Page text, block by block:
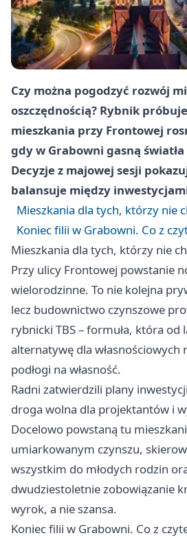
Czy można pogodzyć rozwój
oszczędnością? Rybnik
mieszkania przy Frontowej
gdy w Grabowni gasną
Decyzje z majowej sesji
balansuje między
Mieszkania dla tych, którzy nie
Koniec filii w Grabowni. Co z
Mieszkania dla tych, którzy nie
Przy ulicy Frontowej powstanie
wielorodzinne. To nie kolejna
lecz budownictwo czynszowe
rybnicki TBS – formuła, która od
alternatywę dla własnościowych
podłogi na własność.
Radni zatwierdzili plany
droga wolna dla projektantów i
Docelowo powstaną tu
umiarkowanym czynszu,
wszystkim do młodych rodzin
dwudziestoletnie zobowiązanie
wyrok, a nie szansa.
Koniec filii w Grabowni. Co z